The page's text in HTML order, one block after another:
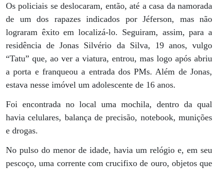
Os policiais se deslocaram, então, até a casa da namorada
de um dos rapazes indicados por Jéferson, mas não
lograram êxito em localizá-lo. Seguiram, assim, para a
residência de Jonas Silvério da Silva, 19 anos, vulgo
“Tatu” que, ao ver a viatura, entrou, mas logo após abriu
a porta e franqueou a entrada dos PMs. Além de Jonas,
estava nesse imóvel um adolescente de 16 anos.
Foi encontrada no local uma mochila, dentro da qual
havia celulares, balança de precisão, notebook, munições
e drogas.
No pulso do menor de idade, havia um relógio e, em seu
pescoço, uma corrente com crucifixo de ouro, objetos que